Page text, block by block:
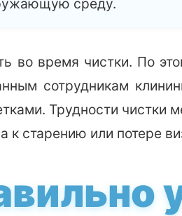
среду.
во время чистки. По
сотрудникам
Трудности чистки
к старению или потере